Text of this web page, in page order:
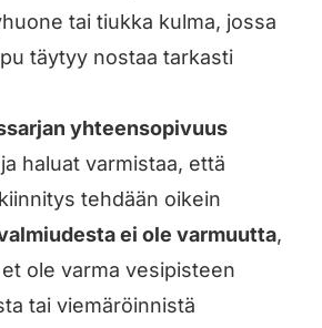
tai tiukka kulma, jossa
täytyy nostaa tarkasti
yhteensopivuus
haluat varmistaa, että
tehdään oikein
ei ole varmuutta,
ole varma vesipisteen
tai viemäröinnistä